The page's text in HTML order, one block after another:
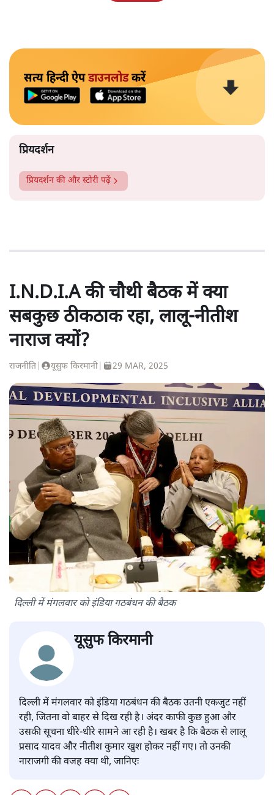
सत्य हिन्दी ऐपडाउनलोडकरें
प्रियदर्शन
प्रियदर्शन की और स्टोरी पढ़ें
I.N.D.I.A की चौथी बैठक में क्या
सबकुछ ठीकठाक रहा, लालू-नीतीश
नाराज क्यों?
राजनीति यूसुफ किरमानी 29 MAR, 2025
दिल्ली में मंगलवार को इंडिया गठबंधन की बैठक
यूसुफ किरमानी
दिल्ली में मंगलवार को इंडिया गठबंधन की बैठक उतनी एकजुट नहीं
रही, जितना वो बाहर से दिख रही है। अंदर काफी कुछ हुआ और
उसकी सूचना धीरे-धीरे सामने आ रही है। खबर है कि बैठक से लालू
प्रसाद यादव और नीतीश कुमार खुश होकर नहीं गए। तो उनकी
नाराजगी की वजह क्या थी, जानिएः